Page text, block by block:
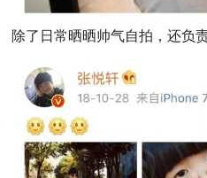
除了日常晒晒帅气自拍，还负